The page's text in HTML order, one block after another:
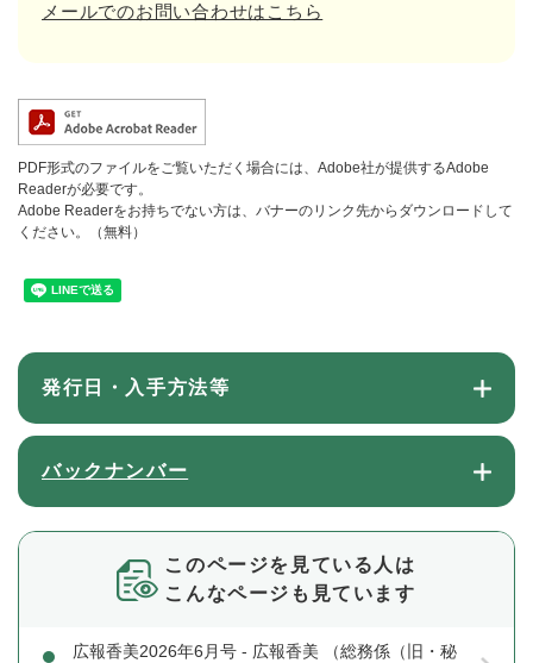
メールでのお問い合わせはこちら
PDF形式のファイルをご覧いただく場合には、Adobe社が提供するAdobe
Readerが必要です。
Adobe Readerをお持ちでない方は、バナーのリンク先からダウンロードして
ください。（無料）
発行日・入手方法等
バックナンバー
このページを見ている人は
こんなページも見ています
広報香美2026年6月号 - 広報香美 （総務係（旧・秘